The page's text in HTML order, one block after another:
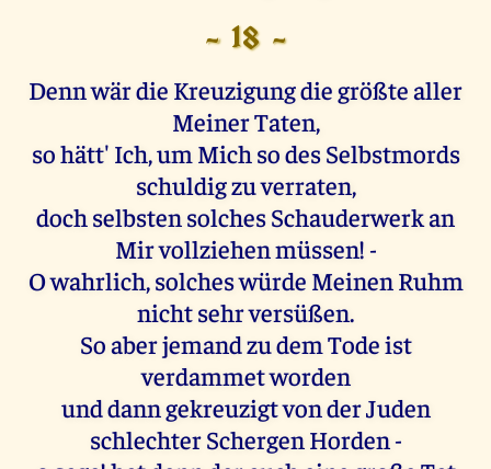
- 18 -
Denn wär die Kreuzigung die größte aller
Meiner Taten,
so hätt' Ich, um Mich so des Selbstmords
schuldig zu verraten,
doch selbsten solches Schauderwerk an
Mir vollziehen müssen! -
O wahrlich, solches würde Meinen Ruhm
nicht sehr versüßen.
So aber jemand zu dem Tode ist
verdammet worden
und dann gekreuzigt von der Juden
schlechter Schergen Horden -